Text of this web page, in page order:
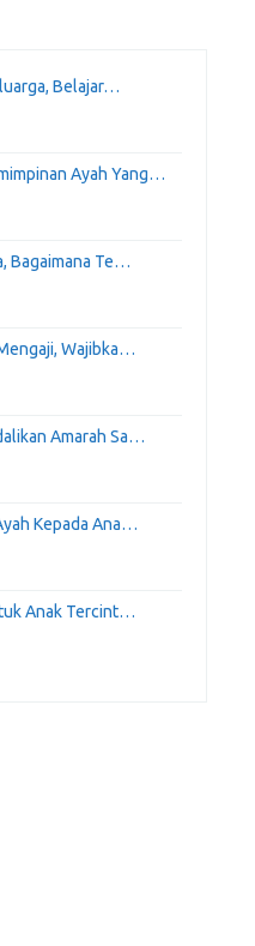
Belajar…
Ayah Yang…
Bagaimana Te…
Wajibka…
Amarah Sa…
Kepada Ana…
Anak Tercint…